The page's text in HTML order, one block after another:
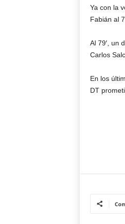
Ya con la
Fabián al
Al 79′, un
Carlos
En los
DT